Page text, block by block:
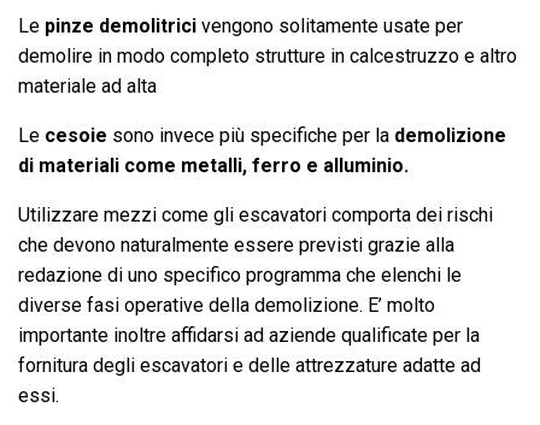
Le pinze demolitrici vengono solitamente usate per
demolire in modo completo strutture in calcestruzzo e altro
materiale ad alta
Le cesoie sono invece più specifiche per la demolizione
di materiali come metalli, ferro e alluminio.
Utilizzare mezzi come gli escavatori comporta dei rischi
che devono naturalmente essere previsti grazie alla
redazione di uno specifico programma che elenchi le
diverse fasi operative della demolizione. E’ molto
importante inoltre affidarsi ad aziende qualificate per la
fornitura degli escavatori e delle attrezzature adatte ad
essi.